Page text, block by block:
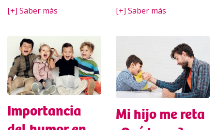
[+] Saber más [+] Saber más
Importancia
Mi hijo me reta